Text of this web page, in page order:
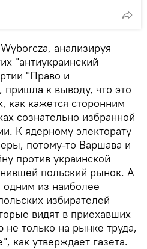
анализируя
"антиукраинский
"Право и
к выводу, что это
как кажется сторонним
сознательно избранной
К ядерному электорату
потому-то Варшава и
против украинской
польский рынок. А
одним из наиболее
избирателей
видят в приехавших
не только на рынке труда,
как утверждает газета.